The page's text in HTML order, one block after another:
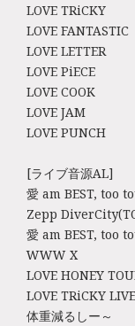
LOVE TRiCKY
LOVE FANTASTIC
LOVE LETTER
LOVE PiECE
LOVE COOK
LOVE JAM
LOVE PUNCH
[ライブ音源AL]
愛 am BEST, too
Zepp
愛 am BEST, too
WWW X
LOVE HONEY
LOVE TRiCKY
体重減るしー～